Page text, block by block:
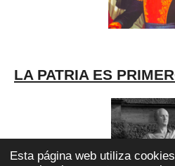
Esta página web utiliza
LA PATRIA ES